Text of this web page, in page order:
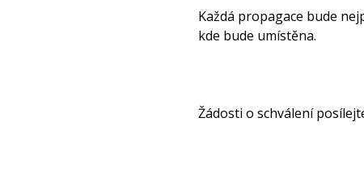
Každá propagace bude
kde bude umístěna.
Žádosti o schválení